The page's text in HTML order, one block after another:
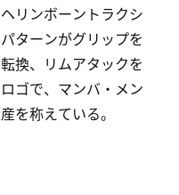
リンボーントラクシ
ターンがグリップを
換、リムアタックを
ゴで、マンバ・メン
を称えている。